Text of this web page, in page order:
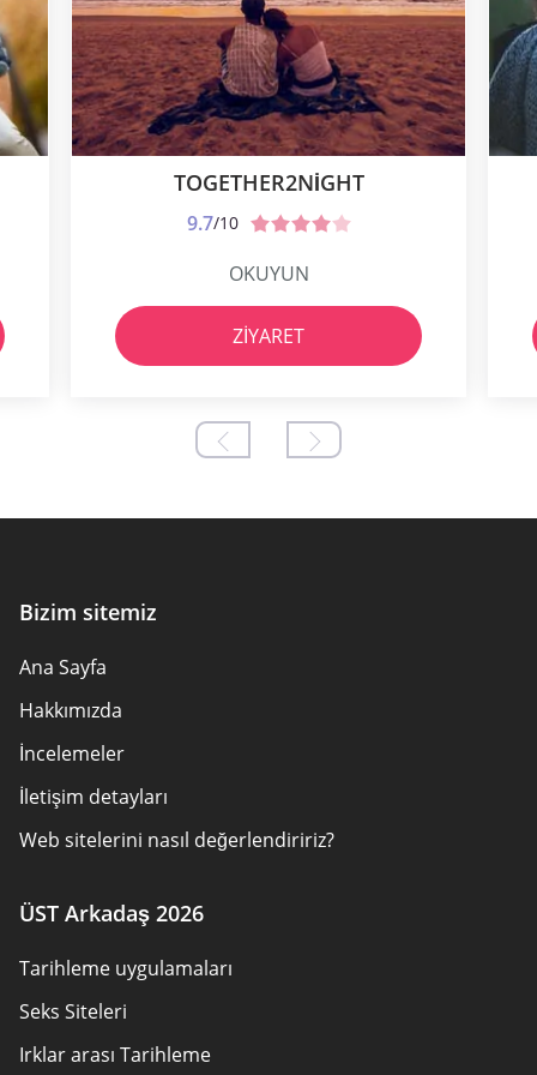
TOGETHER2NIGHT
9.7/10
OKUYUN
ZIYARET
Bizim sitemiz
Ana Sayfa
Hakkımızda
İncelemeler
İletişim detayları
Web sitelerini nasıl değerlendiririz?
Cerez politikasi
Kullanım Şartları
Site Haritası
ÜST Arkadaş 2026
Tarihleme uygulamaları
Seks Siteleri
Irklar arası Tarihleme